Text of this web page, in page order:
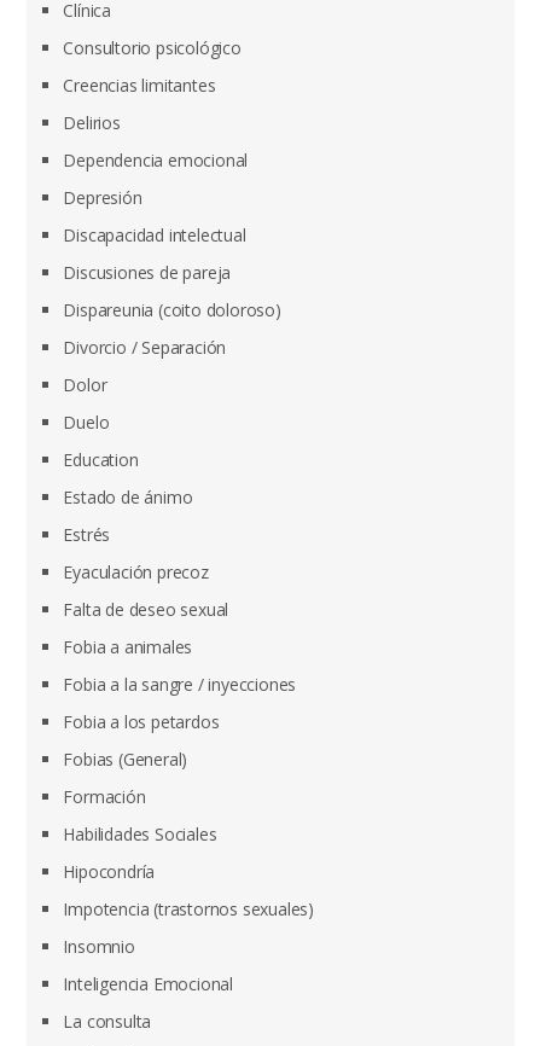
Clínica
Consultorio psicológico
Creencias limitantes
Delirios
Dependencia emocional
Depresión
Discapacidad intelectual
Discusiones de pareja
Dispareunia (coito doloroso)
Divorcio / Separación
Dolor
Duelo
Education
Estado de ánimo
Estrés
Eyaculación precoz
Falta de deseo sexual
Fobia a animales
Fobia a la sangre / inyecciones
Fobia a los petardos
Fobias (General)
Formación
Habilidades Sociales
Hipocondría
Impotencia (trastornos sexuales)
Insomnio
Inteligencia Emocional
La consulta